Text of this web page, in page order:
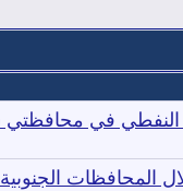
النفطي في
المحافظات